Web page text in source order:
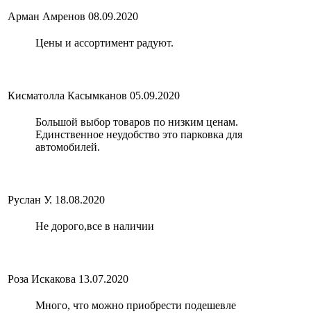
Арман Амренов 08.09.2020
Цены и ассортимент радуют.
Кисматолла Касымканов 05.09.2020
Большой выбор товаров по низким ценам.
Единственное неудобство это парковка для
автомобилей.
Руслан У. 18.08.2020
Не дорого,все в наличии
Роза Искакова 13.07.2020
Много, что можно приобрести подешевле